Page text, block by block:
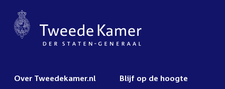
Over Tweedekamer.nl Blijf op de hoogte